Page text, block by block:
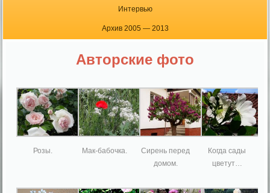
Интервью
Архив 2005 — 2013
Авторские фото
Розы. Мак-бабочка.
Сирень перед
домом.
Когда сады
цветут…